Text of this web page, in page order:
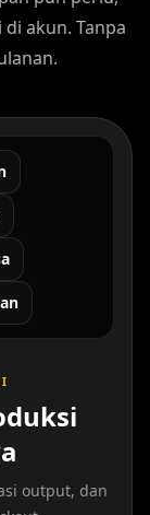
akun. Tanpa
output, dan